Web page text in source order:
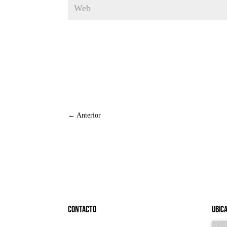
←Anterior
Contacto